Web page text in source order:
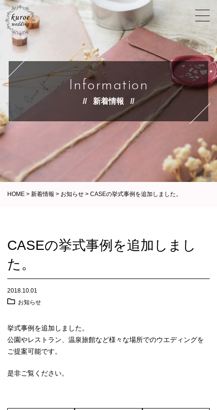
Information
新着情報
HOME > 新着情報 > お知らせ > CASEの挙式事例を追加しました。
CASEの挙式事例を追加しまし
た。
2018.10.01
お知らせ
挙式事例を追加しました。
公園やレストラン、温泉旅館など様々な場所でのウエディングを
ご提案可能です。
是非ご覧ください。